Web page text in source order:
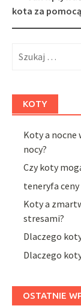
navigation
kota za
KOTY
Koty a nocne
nocy?
Czy koty
teneryfa
Koty a
stresami?
Dlaczego
Dlaczego
OSTATNIE